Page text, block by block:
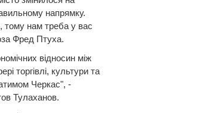
напрямку.
тому нам треба у вас
Фред Птуха.
відносин між
торгівлі, культури та
Черкас", -
Тулаханов.